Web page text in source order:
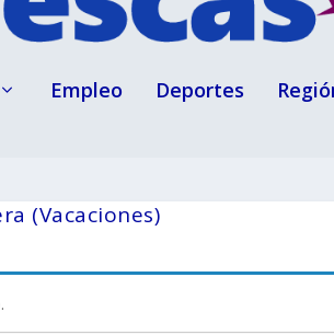
Empleo Deportes
(Vacaciones)